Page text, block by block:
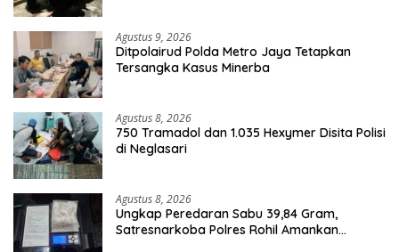
Agustus 9, 2026
Ditpolairud Polda Metro Jaya Tetapkan
Tersangka Kasus Minerba
Agustus 8, 2026
750 Tramadol dan 1.035 Hexymer Disita Polisi
di Neglasari
Agustus 8, 2026
Ungkap Peredaran Sabu 39,84 Gram,
Satresnarkoba Polres Rohil Amankan